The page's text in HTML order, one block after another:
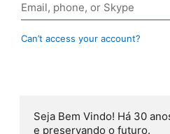
Can’t access your account?
Seja Bem Vindo! Há 30
e preservando o futuro.